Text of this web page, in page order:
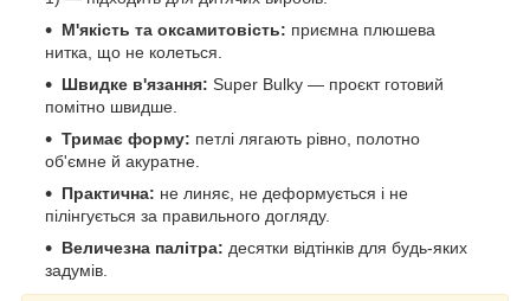
М'якість та оксамитовість: приємна плюшева
нитка, що не колеться.
Швидке в'язання: Super Bulky — проєкт готовий
помітно швидше.
Тримає форму: петлі лягають рівно, полотно
об'ємне й акуратне.
Практична: не линяє, не деформується і не
пілінгується за правильного догляду.
Величезна палітра: десятки відтінків для будь-яких
задумів.